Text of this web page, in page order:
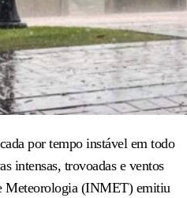
por tempo instável em todo
intensas, trovoadas e ventos
Meteorologia (INMET) emitiu